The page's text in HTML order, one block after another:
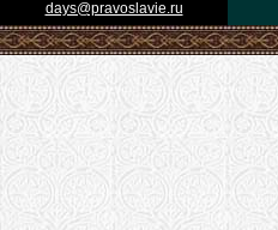
days@pravoslavie.ru